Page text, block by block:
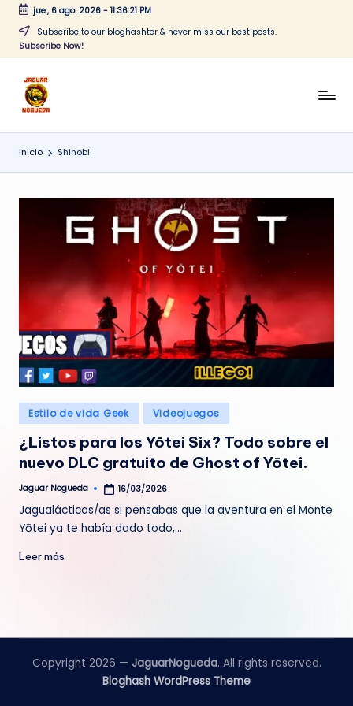
Saltar
jue., 6 ago. 2026- 11:36:21 PM
Subscribe to our bloghashter & never miss our best posts.
Subscribe Now!
J
a
g
o
u
e
d
a
CONTENIDO
Inicio Shinobi
Publicado
en
Estilo de vida Geek Videojuegos
¿Listos para los Yōtei Six? Todo sobre el
nuevo DLC gratuito de Ghost of Yōtei.
Publicado
Jaguar Nogueda 16/03/2026
Jagualácticos/as si pensabas que la aventura en el Monte
Yōtei ya te había dado todo,…
Leer más
Copyright 2026 — JaguarNogueda. All rights reserved.
Bloghash WordPress Theme